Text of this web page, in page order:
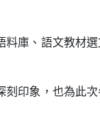
庫、語文教材選
印象，也為此次